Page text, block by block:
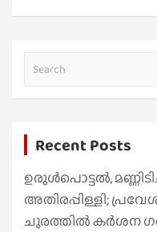
a
h
Recent Posts
ഉരുൾപൊട്ടൽ,
അതിരപ്പിള്ളി;
ചുരത്തില്‍ കര്‍ശന